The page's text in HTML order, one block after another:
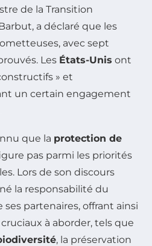
de la Transition
a déclaré que les
avec sept
Les États-Unis ont
» et
un certain engagement
que la protection de
pas parmi les priorités
Lors de son discours
la responsabilité du
partenaires, offrant ainsi
à aborder, tels que
, la préservation